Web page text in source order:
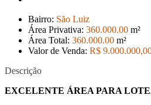
Bairro: São Luiz
Área Privativa: 360.000.00 m²
Área Total: 360.000.00 m²
Valor de Venda: R$ 9.000.000
Descrição
EXCELENTE ÁREA PARA